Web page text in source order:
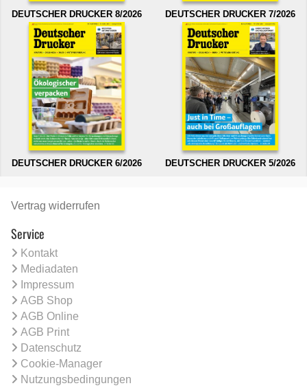
DEUTSCHER DRUCKER 8/2026 DEUTSCHER DRUCKER 7/2026
DEUTSCHER DRUCKER 6/2026 DEUTSCHER DRUCKER 5/2026
Vertrag widerrufen
Service
Kontakt
Mediadaten
Impressum
AGB Shop
AGB Online
AGB Print
Datenschutz
Cookie-Manager
Nutzungsbedingungen